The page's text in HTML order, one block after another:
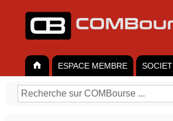
ESPACE MEMBRE